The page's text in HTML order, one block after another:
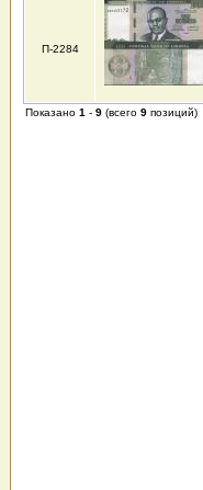
П-2284
Показано 1 - 9 (всего 9 позиций)